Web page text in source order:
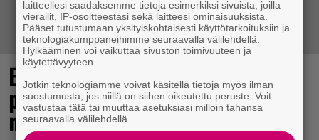
Elokuun PlayStation Plus Essential -
pelit ilmestyivät – mukana todellinen
mestariteos
laitteellesi saadaksemme tietoja esimerkiksi sivuista, joilla
vierailit, IP-osoitteestasi sekä laitteesi ominaisuuksista.
Pääset tutustumaan yksityiskohtaisesti käyttötarkoituksiin ja
teknologiakumppaneihimme seuraavalla välilehdellä.
Hylkääminen voi vaikuttaa sivuston toimivuuteen ja
käytettävyyteen.
Jotkin teknologiamme voivat käsitellä tietoja myös ilman
suostumusta, jos niillä on siihen oikeutettu peruste. Voit
vastustaa tätä tai muuttaa asetuksiasi milloin tahansa
seuraavalla välilehdellä.